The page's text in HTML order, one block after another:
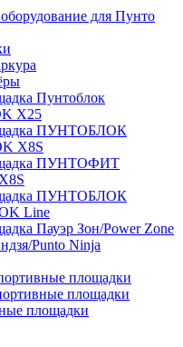
для Пунто
Пунтоблок
X25
ПУНТОБЛОК
X8S
ПУНТОФИТ
ПУНТОБЛОК
Line
Пауэр Зон/Power Zone
Punto Ninja
площадки
площадки
площадки